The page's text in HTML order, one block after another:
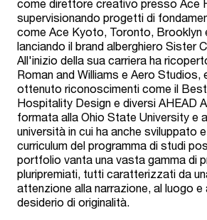
come direttore creativo presso Ace
supervisionando progetti di
come Ace Kyoto, Toronto, Brooklyn
lanciando il brand alberghiero Sister
All'inizio della sua carriera ha
Roman and Williams e Aero Studios,
ottenuto riconoscimenti come il
Hospitality Design e diversi AHEAD
formata alla Ohio State University e
università in cui ha anche sviluppato
curriculum del programma di studi
portfolio vanta una vasta gamma di
pluripremiati, tutti caratterizzati da
attenzione alla narrazione, al luogo e
desiderio di originalità.